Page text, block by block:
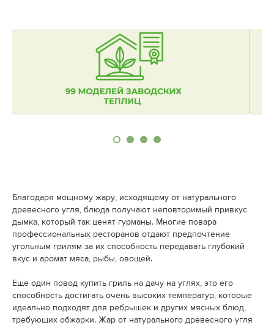
Благодаря мощному жару, исходящему от натурального
древесного угля, блюда получают неповторимый привкус
дымка, который так ценят гурманы. Многие повара
профессиональных ресторанов отдают предпочтение
угольным грилям за их способность передавать глубокий
вкус и аромат мяса, рыбы, овощей.
Еще один повод купить гриль на дачу на углях, это его
способность достигать очень высоких температур, которые
идеально подходят для ребрышек и других мясных блюд,
требующих обжарки. Жар от натурального древесного угля